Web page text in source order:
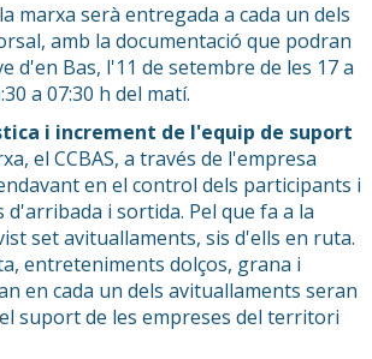
marxa serà entregada a cada un dels
amb la documentació que podran
d'en Bas, l'11 de setembre de les 17 a
a 07:30 h del matí.
i increment de l'equip de suport
el CCBAS, a través de l'empresa
en el control dels participants i
i sortida. Pel que fa a la
set avituallaments, sis d'ells en ruta.
entreteniments dolços, grana i
en cada un dels avituallaments seran
suport de les empreses del territori